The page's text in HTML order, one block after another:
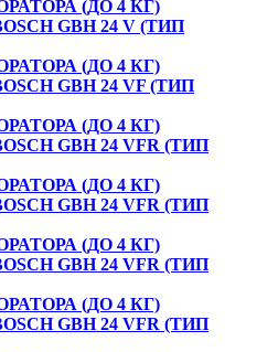
(ДО 4 КГ)
GBH 24 V (ТИП
(ДО 4 КГ)
GBH 24 VF (ТИП
(ДО 4 КГ)
GBH 24 VFR (ТИП
(ДО 4 КГ)
GBH 24 VFR (ТИП
(ДО 4 КГ)
GBH 24 VFR (ТИП
(ДО 4 КГ)
GBH 24 VFR (ТИП